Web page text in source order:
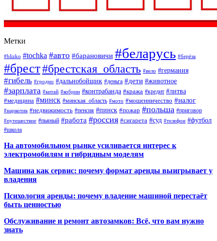
Метки
#blizko #tochka #авто #барановичи #беларусь #берёза
#брест#брестская_область #вело #германия
#гибель #гродно #дальнобойщик #деньга #дети #животное
#зарплата #китай #кобрин #контрабанда #кража #кредит #литва
#медицина #минск #минская_область #мото #мошенничество #налог
#наркотик #недвижимость #пенсия #пинск #пожар #польша #приговор
#путешествие #пьяный #работа #россия #сигарета #суд #телефон #футбол
#школа
На автомобильном рынке усиливается интерес к
электромобилям и гибридным моделям
Машина как сервис: почему формат аренды выигрывает у
владения
Психология аренды: почему владение машиной перестаёт
быть ценностью
Обслуживание и ремонт автозамков: Всё, что вам нужно
знать